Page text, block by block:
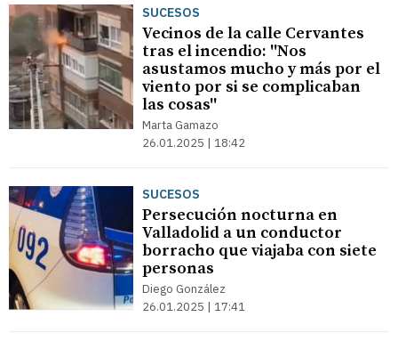
SUCESOS
Vecinos de la calle Cervantes
tras el incendio: ''Nos
asustamos mucho y más por el
viento por si se complicaban
las cosas''
Marta Gamazo
26.01.2025 | 18:42
SUCESOS
Persecución nocturna en
Valladolid a un conductor
borracho que viajaba con siete
personas
Diego González
26.01.2025 | 17:41